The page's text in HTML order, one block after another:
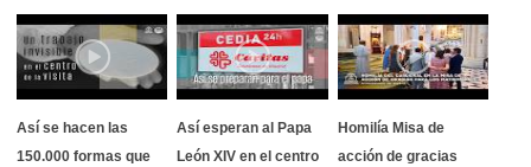
Así se hacen las
150.000 formas que
Así esperan al Papa
León XIV en el centro
Homilía Misa de
acción de gracias